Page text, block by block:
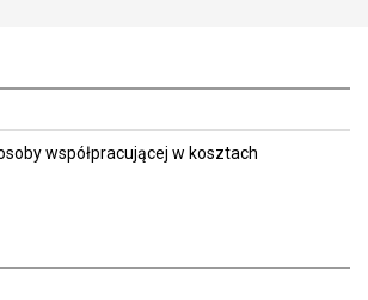
współpracującej w kosztach